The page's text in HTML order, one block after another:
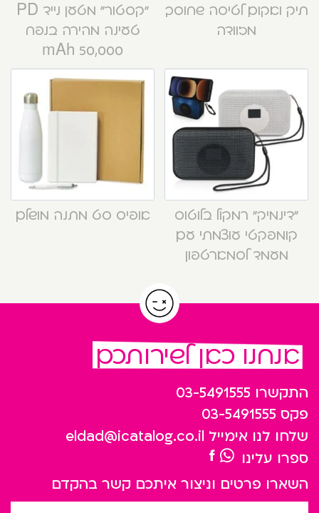
תיק ואקום לטיסה שחוסך
מזוודה
“קסטור” מטען נייד PD
טעינה מהירה בנפח
50,000 mAh
“דינמיק” רמקול בלוטוס
קומפקטי עוצמתי עם
מעמד לסמארטפון
אופיס סט מתנה מושלם
אנחנו כאן לשירותכם
התקשרו 03-5491555
פקס 03-5491555
שלחו לנו אימייל eldad@icatalog.co.il
ספרו עלינו
השארו פרטים וניצור איתכם קשר בהקדם